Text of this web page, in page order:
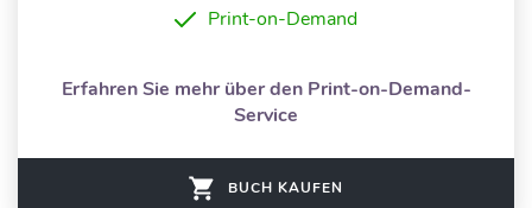
Print-on-Demand
Erfahren Sie mehr über den Print-on-Demand-
Service
BUCH KAUFEN